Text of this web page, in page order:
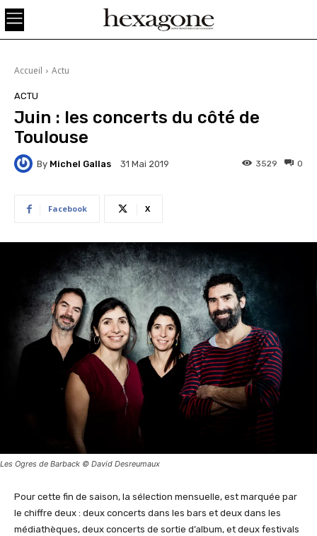
Accueil Actu
ACTU
Juin : les concerts du côté de
Toulouse
By Michel Gallas 31 Mai 2019 0
3529
Facebook X
Les Ogres de Barback © David Desreumaux
Pour cette fin de saison, la sélection mensuelle, est marquée par
le chiffre deux : deux concerts dans les bars et deux dans les
médiathèques, deux concerts de sortie d’album, et deux festivals